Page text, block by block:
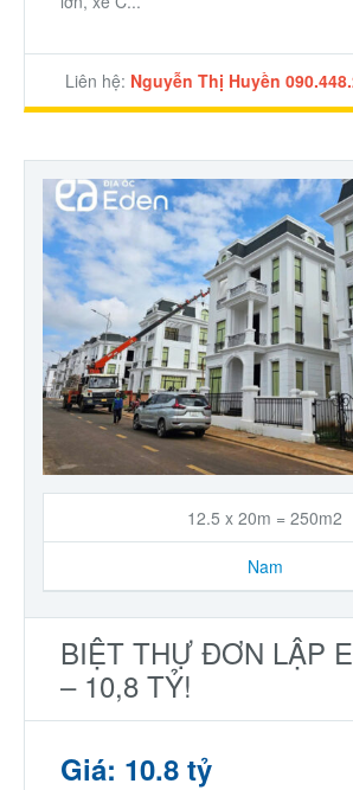
Liên hệ: Nguyễn Thị Huyền
12.5 x 20m = 250m2
Nam
BIỆT THỰ ĐƠN LẬP
– 10,8 TỶ!
Giá: 10.8 tỷ